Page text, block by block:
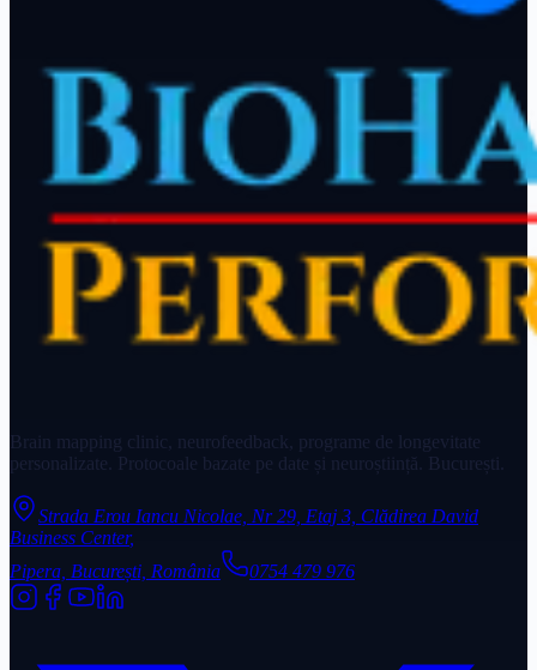
Brain mapping clinic, neurofeedback, programe de longevitate
personalizate. Protocoale bazate pe date și neuroștiință. București.
Strada Erou Iancu Nicolae, Nr 29, Etaj 3, Clădirea David
Business Center,
Pipera, București, România
0754 479 976